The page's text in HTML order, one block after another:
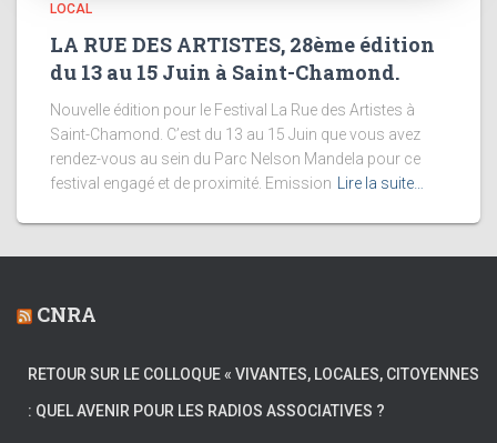
LOCAL
LA RUE DES ARTISTES, 28ème édition
du 13 au 15 Juin à Saint-Chamond.
Nouvelle édition pour le Festival La Rue des Artistes à
Saint-Chamond. C’est du 13 au 15 Juin que vous avez
rendez-vous au sein du Parc Nelson Mandela pour ce
festival engagé et de proximité. Emission
Lire la suite…
CNRA
RETOUR SUR LE COLLOQUE « VIVANTES, LOCALES, CITOYENNES
: QUEL AVENIR POUR LES RADIOS ASSOCIATIVES ?